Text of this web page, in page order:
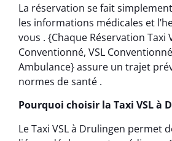
La réservation se fait
les informations médicales et
vous . {Chaque Réservation Taxi
Conventionné, VSL
Ambulance} assure un trajet
normes de santé .
Pourquoi choisir la Taxi VSL à
Le Taxi VSL à Drulingen permet